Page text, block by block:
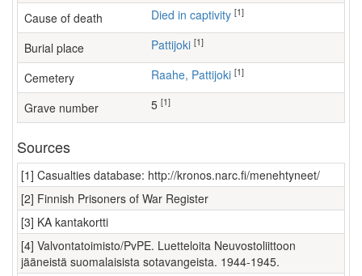
Cause of death Died in captivity [1]
Burial place Pattijoki [1]
Cemetery Raahe, Pattijoki [1]
Grave number [1]
Sources
[1] Casualties database: http://kronos.narc.fi/menehtyneet/
[2] Finnish Prisoners of War Register
[3] KA kantakortti
[4] Valvontatoimisto/PvPE. Luetteloita Neuvostoliittoon
jääneistä suomalaisista sotavangeista. 1944-1945.